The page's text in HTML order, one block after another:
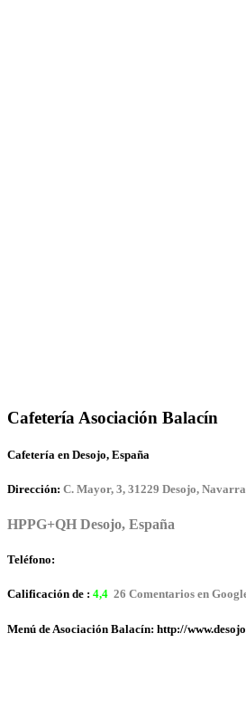
Cafetería Asociación Balacín
Cafetería en Desojo, España
Dirección: C. Mayor, 3, 31229 Desojo,
HPPG+QH Desojo, España
Teléfono:
Calificación de : 4,4 26 Comentarios en
Menú de Asociación Balacín: http://